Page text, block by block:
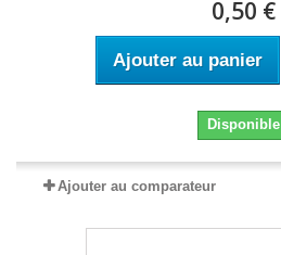
0,50 €
Ajouter au panier
Disponible
Ajouter au comparateur